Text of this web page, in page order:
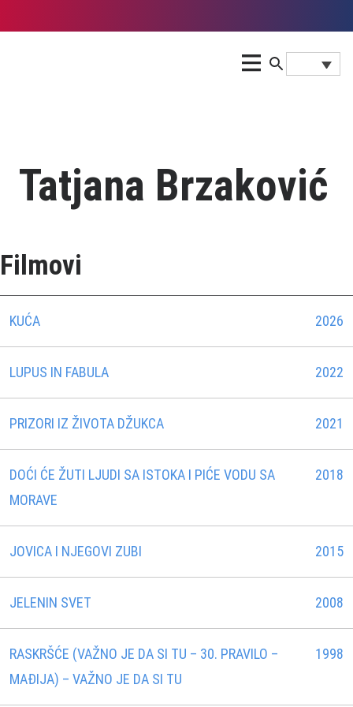
Tatjana Brzaković
Filmovi
KUĆA 2026
LUPUS IN FABULA 2022
PRIZORI IZ ŽIVOTA DŽUKCA 2021
DOĆI ĆE ŽUTI LJUDI SA ISTOKA I PIĆE VODU SA
MORAVE
2018
JOVICA I NJEGOVI ZUBI 2015
JELENIN SVET 2008
RASKRŠĆE (VAŽNO JE DA SI TU – 30. PRAVILO –
MAÐIJA) – VAŽNO JE DA SI TU
1998